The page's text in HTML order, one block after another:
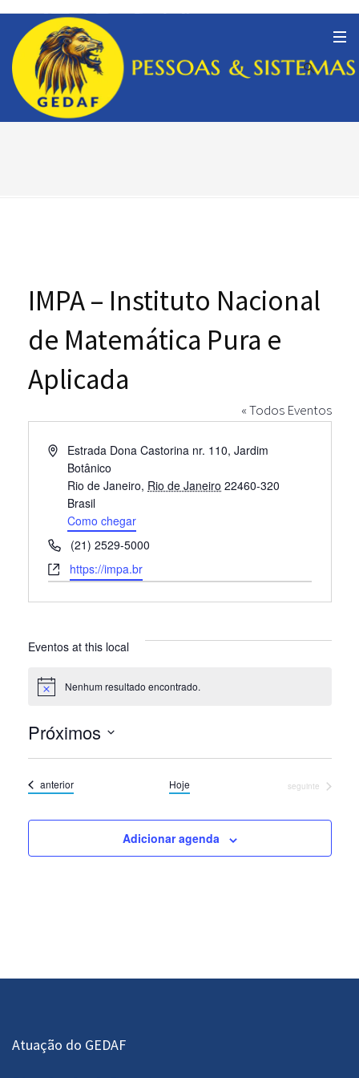
IMPA – Instituto Nacional
de Matemática Pura e
Aplicada
« Todos Eventos
Endereço
Estrada Dona Castorina nr. 110, Jardim
Botânico
Rio de Janeiro, Rio de Janeiro 22460-320
Brasil
Como chegar
Telefone(21) 2529-5000
Site
https://impa.br
Eventos at this local
Notice Nenhum resultado encontrado.
Próximos
Selecione
a
data.
Eventos
anterior Hoje Eventos
seguinte
Adicionar agenda
Atuação do GEDAF